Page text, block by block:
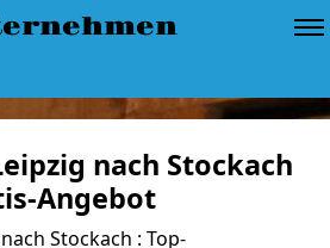
nach Stockach
Angebot
Stockach : Top-